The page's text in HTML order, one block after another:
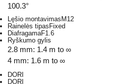
100.3°
Lęšio montavimas M12
Rainelės tipas Fixed
DiafragamaF1.6
Ryškumo gylis
2.8 mm: 1.4 m to ∞
4 mm: 1.6 m to ∞
DORI
DORI